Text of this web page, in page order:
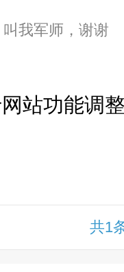
我军师，谢谢
站功能调
共1